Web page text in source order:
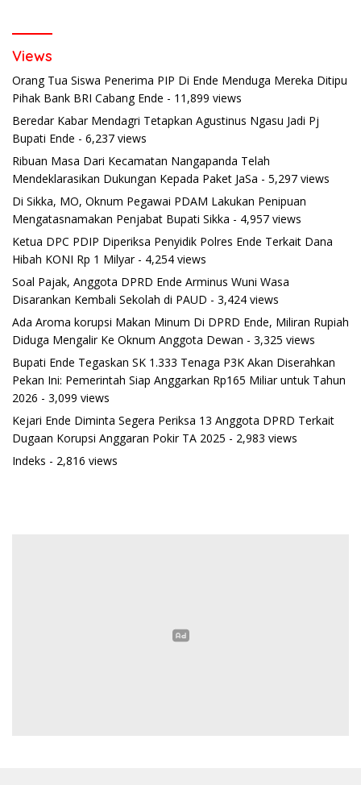
Views
Orang Tua Siswa Penerima PIP Di Ende Menduga Mereka Ditipu
Pihak Bank BRI Cabang Ende - 11,899 views
Beredar Kabar Mendagri Tetapkan Agustinus Ngasu Jadi Pj
Bupati Ende - 6,237 views
Ribuan Masa Dari Kecamatan Nangapanda Telah
Mendeklarasikan Dukungan Kepada Paket JaSa - 5,297 views
Di Sikka, MO, Oknum Pegawai PDAM Lakukan Penipuan
Mengatasnamakan Penjabat Bupati Sikka - 4,957 views
Ketua DPC PDIP Diperiksa Penyidik Polres Ende Terkait Dana
Hibah KONI Rp 1 Milyar- 4,254 views
Soal Pajak, Anggota DPRD Ende Arminus Wuni Wasa
Disarankan Kembali Sekolah di PAUD - 3,424 views
Ada Aroma korupsi Makan Minum Di DPRD Ende, Miliran Rupiah
Diduga Mengalir Ke Oknum Anggota Dewan - 3,325 views
Bupati Ende Tegaskan SK 1.333 Tenaga P3K Akan Diserahkan
Pekan Ini: Pemerintah Siap Anggarkan Rp165 Miliar untuk Tahun
2026 - 3,099 views
Kejari Ende Diminta Segera Periksa 13 Anggota DPRD Terkait
Dugaan Korupsi Anggaran Pokir TA 2025 - 2,983 views
Indeks - 2,816 views